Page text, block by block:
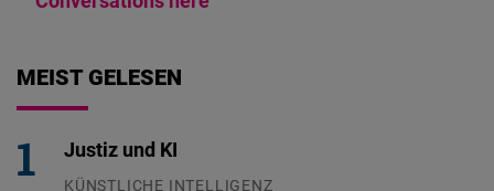
MEIST GELESEN
Justiz und KI
KÜNSTLICHE INTELLIGENZ